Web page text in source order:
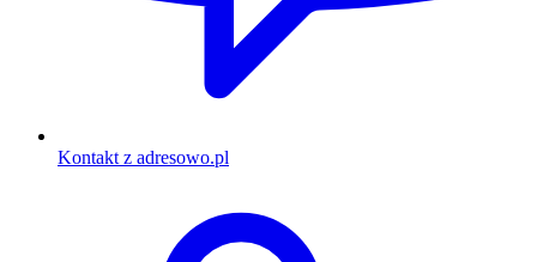
Kontakt z adresowo.pl